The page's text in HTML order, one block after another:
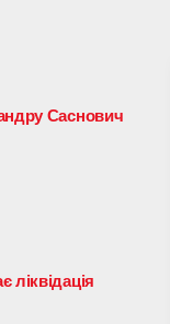
Саснович